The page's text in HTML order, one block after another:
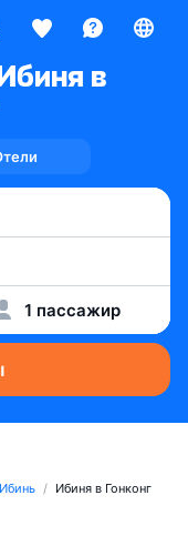
в
1 пассажир
Ибинь Ибиня в Гонконг